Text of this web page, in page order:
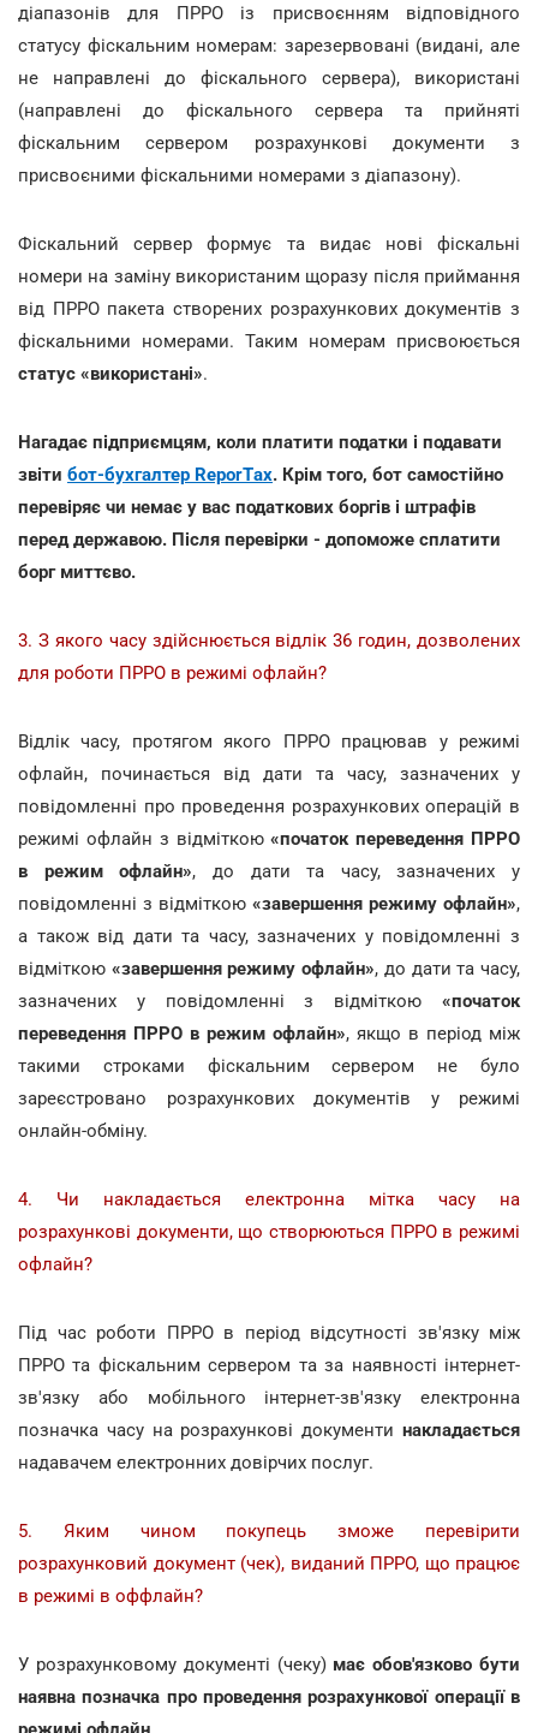
діапазонів для ПРРО із присвоєнням відповідного
статусу фіскальним номерам: зарезервовані (видані, але
не направлені до фіскального сервера), використані
(направлені до фіскального сервера та прийняті
фіскальним сервером розрахункові документи з
присвоєними фіскальними номерами з діапазону).
Фіскальний сервер формує та видає нові фіскальні
номери на заміну використаним щоразу після приймання
від ПРРО пакета створених розрахункових документів з
фіскальними номерами. Таким номерам присвоюється
статус «використані».
Нагадає підприємцям, коли платити податки і подавати
звіти бот-бухгалтер ReporTах. Крім того, бот самостійно
перевіряє чи немає у вас податкових боргів і штрафів
перед державою. Після перевірки - допоможе сплатити
борг миттєво.
3. З якого часу здійснюється відлік 36 годин, дозволених
для роботи ПРРО в режимі офлайн?
Відлік часу, протягом якого ПРРО працював у режимі
офлайн, починається від дати та часу, зазначених у
повідомленні про проведення розрахункових операцій в
режимі офлайн з відміткою«початок переведення ПРРО
в режим офлайн», до дати та часу, зазначених у
повідомленні з відміткою «завершення режиму офлайн»,
а також від дати та часу, зазначених у повідомленні з
відміткою «завершення режиму офлайн», до дати та часу,
зазначених у повідомленні з відміткою «початок
переведення ПРРО в режим офлайн», якщо в період між
такими строками фіскальним сервером не було
зареєстровано розрахункових документів у режимі
онлайн-обміну.
4. Чи накладається електронна мітка часу на
розрахункові документи, що створюються ПРРО в режимі
офлайн?
Під час роботи ПРРО в період відсутності зв'язку між
ПРРО та фіскальним сервером та за наявності інтернет-
зв'язку або мобільного інтернет-зв'язку електронна
позначка часу на розрахункові документи накладається
надавачем електронних довірчих послуг.
5. Яким чином покупець зможе перевірити
розрахунковий документ (чек), виданий ПРРО, що працює
в режимі в оффлайн?
У розрахунковому документі (чеку) має обов'язково бути
наявна позначка про проведення розрахункової операції в